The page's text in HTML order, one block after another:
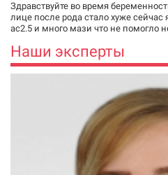
Здравствуйте во время
лице после рода стало хуже сейчас
ас2.5 и много мази что не помогло
Наши эксперты